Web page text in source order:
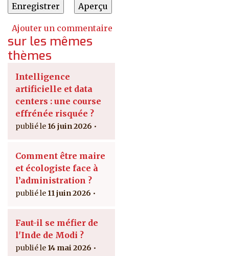
Ajouter un commentaire
sur les mêmes
thèmes
Intelligence
artificielle et data
centers : une course
effrénée risquée ?
16 juin 2026
Comment être maire
et écologiste face à
l’administration ?
11 juin 2026
Faut-il se méfier de
l'Inde de Modi ?
14 mai 2026